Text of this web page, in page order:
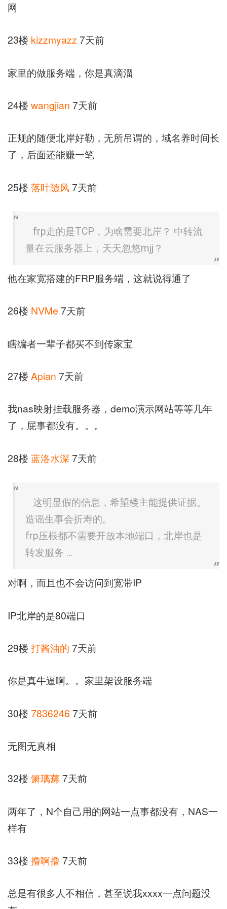
网
23楼 kizzmyazz 7天前
家里的做服务端，你是真滴溜
24楼 wangjian 7天前
正规的随便北岸好勒，无所吊谓的，域名养时间长
了，后面还能赚一笔
25楼 落叶随风 7天前
frp走的是TCP，为啥需要北岸？ 中转流
量在云服务器上，天天忽悠mjj？
他在家宽搭建的FRP服务端，这就说得通了
26楼 NVMe 7天前
瞎编者一辈子都买不到传家宝
27楼 Apian 7天前
我nas映射挂载服务器，demo演示网站等等几年
了，屁事都没有。。。
28楼 蓝洛水深 7天前
这明显假的信息，希望楼主能提供证据。
造谣生事会折寿的。
frp压根都不需要开放本地端口，北岸也是
转发服务 ...
对啊，而且也不会访问到宽带IP
IP北岸的是80端口
29楼 打酱油的 7天前
你是真牛逼啊。。家里架设服务端
30楼 7836246 7天前
无图无真相
32楼 箫璃蔫 7天前
两年了，N个自己用的网站一点事都没有，NAS一
样有
33楼 撸啊撸 7天前
总是有很多人不相信，甚至说我xxxx一点问题没